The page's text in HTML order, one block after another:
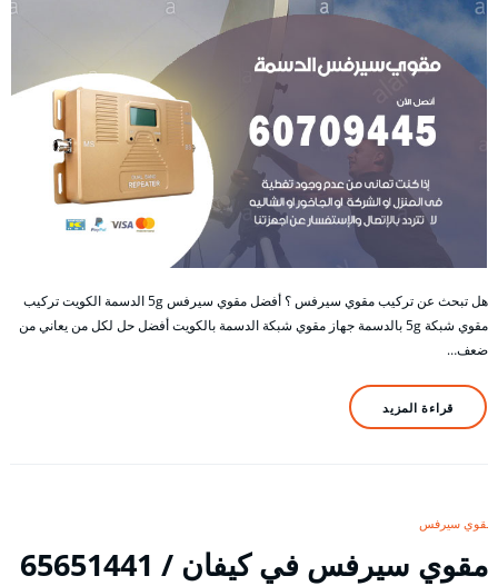
هل تبحث عن تركيب مقوي سيرفس ؟ أفضل مقوي سيرفس 5g الدسمة الكويت تركيب
مقوي شبكة 5g بالدسمة جهاز مقوي شبكة الدسمة بالكويت أفضل حل لكل من يعاني من
ضعف…
قراءة المزيد
مقوي سيرفس
مقوي سيرفس في كيفان / 65651441